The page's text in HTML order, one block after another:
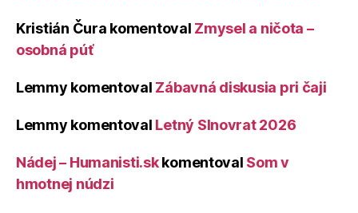
Kristián Čura komentoval Zmysel a ničota –
osobná púť
Lemmy komentoval Zábavná diskusia pri čaji
Lemmy komentoval Letný Slnovrat 2026
Nádej – Humanisti.skkomentoval Som v
hmotnej núdzi